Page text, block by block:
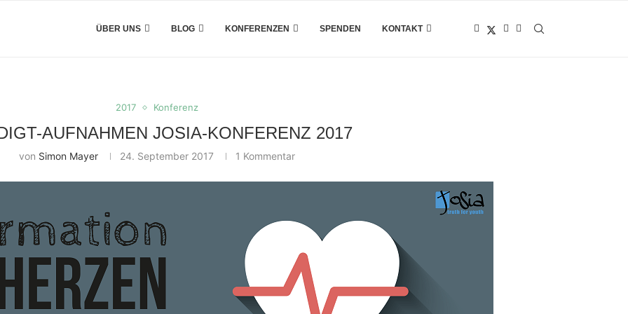
ÜBER UNS BLOG KONFERENZEN SPENDEN KONTAKT
2017 Konferenz
AUFNAHMEN JOSIA-KONFERENZ 2017
von Simon Mayer 24. September 2017 1 Kommentar